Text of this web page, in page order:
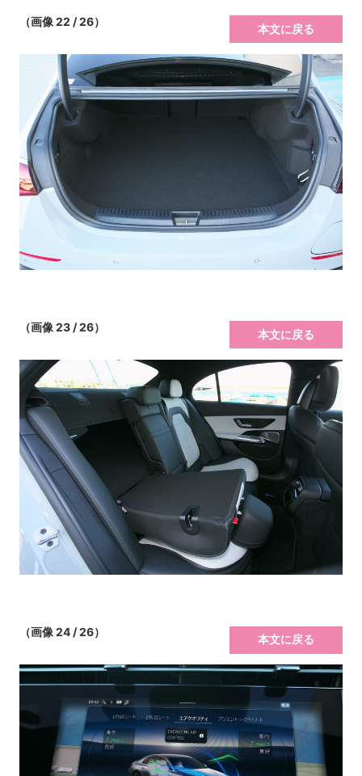
（画像 22 / 26）
本文に戻る
（画像 23 / 26）
本文に戻る
（画像 24 / 26）
本文に戻る